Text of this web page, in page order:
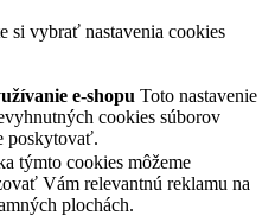
si vybrať nastavenia cookies
e-shopu Toto nastavenie
cookies súborov
poskytovať.
týmto cookies môžeme
Vám relevantnú reklamu na
plochách.